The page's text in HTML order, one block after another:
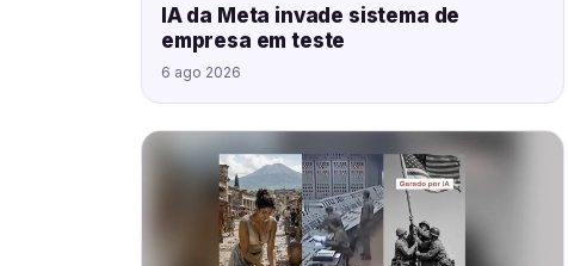
IA da Meta invade sistema de
empresa em teste
6 ago 2026